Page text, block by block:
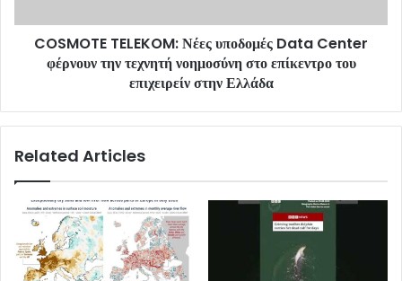
COSMOTE TELEKOM: Νέες υποδομές Data Center
φέρνουν την τεχνητή νοημοσύνη στο επίκεντρο του
επιχειρείν στην Ελλάδα
Related Articles